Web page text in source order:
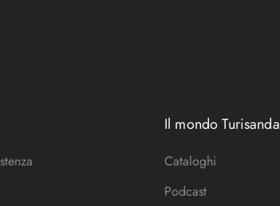
Il mondo Turisanda
Cataloghi
Podcast